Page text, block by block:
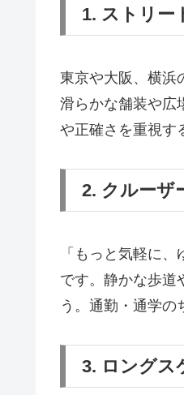
1. ストリー
東京や大阪、横浜
滑らかな舗装や広
や正確さを重視す
2. クルーザ
「もっと気軽に
です。静かな歩道
う。通勤・通学の
3. ロングス